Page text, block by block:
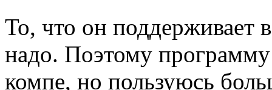
То, что он поддерживает
надо. Поэтому программу
компе, но пользуюсь